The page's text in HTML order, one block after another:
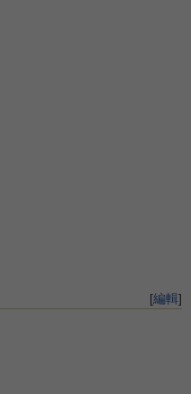
[編輯]